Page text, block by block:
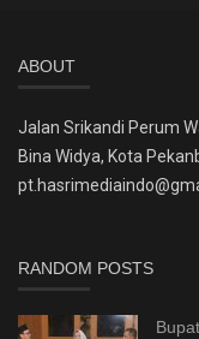
ABOUT
Jalan Srikandi Perum
Bina Widya, Kota
RANDOM POSTS